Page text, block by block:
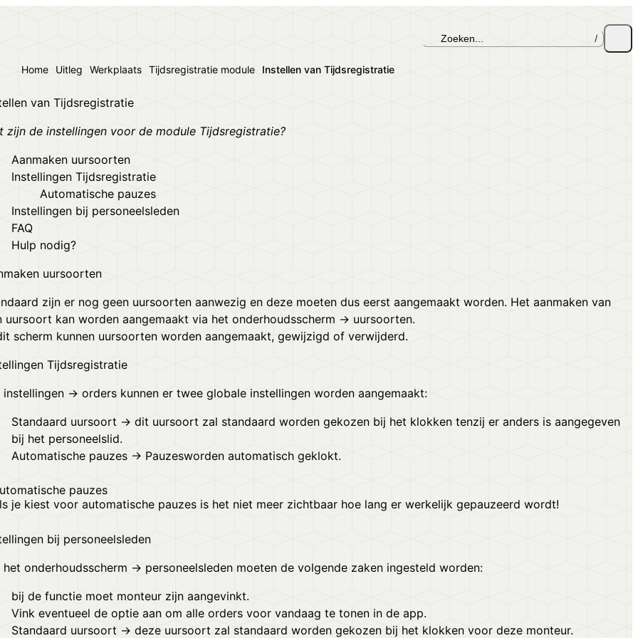
Zoeken... /
Home Uitleg Werkplaats Tijdsregistratie module Instellen van Tijdsregistratie
van Tijdsregistratie
zijn de instellingen voor de module Tijdsregistratie?
Aanmaken uursoorten
Instellingen Tijdsregistratie
Automatische pauzes
Instellingen bij personeelsleden
FAQ
Hulp nodig?
uursoorten
zijn er nog geen uursoorten aanwezig en deze moeten dus eerst aangemaakt worden. Het aanmaken van
uursoort kan worden aangemaakt via het onderhoudsscherm → uursoorten.
scherm kunnen uursoorten worden aangemaakt, gewijzigd of verwijderd.
Tijdsregistratie
instellingen → orders kunnen er twee globale instellingen worden aangemaakt:
Standaard uursoort → dit uursoort zal standaard worden gekozen bij het klokken tenzij er anders is aangegeven
bij het personeelslid.
Automatische pauzes → Pauzesworden automatisch geklokt.
pauzes
je kiest voor automatische pauzes is het niet meer zichtbaar hoe lang er werkelijk gepauzeerd wordt!
bij personeelsleden
het onderhoudsscherm → personeelsleden moeten de volgende zaken ingesteld worden:
bij de functie moet monteur zijn aangevinkt.
Vink eventueel de optie aan om alle orders voor vandaag te tonen in de app.
Standaard uursoort → deze uursoort zal standaard worden gekozen bij het klokken voor deze monteur.